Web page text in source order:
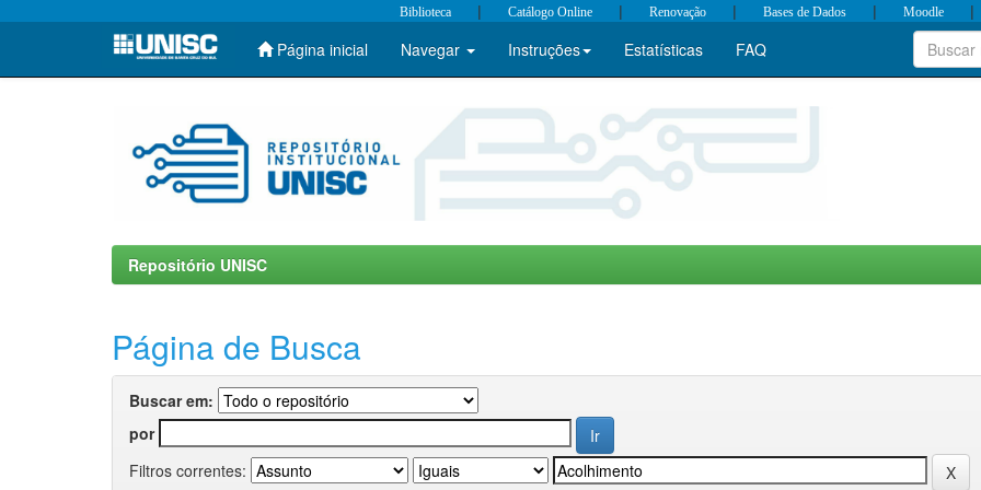
Skip
Biblioteca | Catálogo Online | Renovação | Bases de Dados | Moodle |
Página inicial Navegar Instruções Estatísticas FAQ
Repositório UNISC
Página de Busca
Buscar em:
por
Filtros correntes: